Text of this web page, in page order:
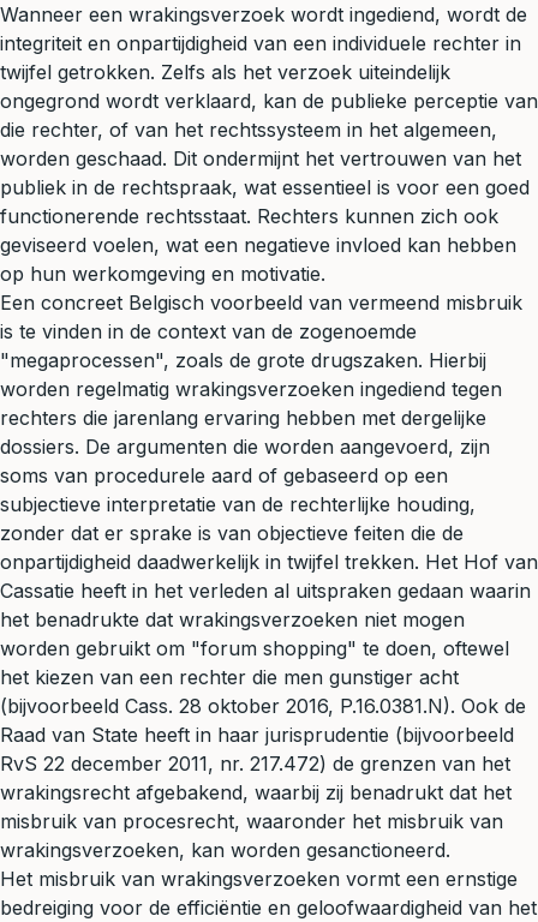
Wanneer een wrakingsverzoek wordt ingediend, wordt de
integriteit en onpartijdigheid van een individuele rechter in
twijfel getrokken. Zelfs als het verzoek uiteindelijk
ongegrond wordt verklaard, kan de publieke perceptie van
die rechter, of van het rechtssysteem in het algemeen,
worden geschaad. Dit ondermijnt het vertrouwen van het
publiek in de rechtspraak, wat essentieel is voor een goed
functionerende rechtsstaat. Rechters kunnen zich ook
geviseerd voelen, wat een negatieve invloed kan hebben
op hun werkomgeving en motivatie.
Een concreet Belgisch voorbeeld van vermeend misbruik
is te vinden in de context van de zogenoemde
"megaprocessen", zoals de grote drugszaken. Hierbij
worden regelmatig wrakingsverzoeken ingediend tegen
rechters die jarenlang ervaring hebben met dergelijke
dossiers. De argumenten die worden aangevoerd, zijn
soms van procedurele aard of gebaseerd op een
subjectieve interpretatie van de rechterlijke houding,
zonder dat er sprake is van objectieve feiten die de
onpartijdigheid daadwerkelijk in twijfel trekken. Het Hof van
Cassatie heeft in het verleden al uitspraken gedaan waarin
het benadrukte dat wrakingsverzoeken niet mogen
worden gebruikt om "forum shopping" te doen, oftewel
het kiezen van een rechter die men gunstiger acht
(bijvoorbeeld Cass. 28 oktober 2016, P.16.0381.N). Ook de
Raad van State heeft in haar jurisprudentie (bijvoorbeeld
RvS 22 december 2011, nr. 217.472) de grenzen van het
wrakingsrecht afgebakend, waarbij zij benadrukt dat het
misbruik van procesrecht, waaronder het misbruik van
wrakingsverzoeken, kan worden gesanctioneerd.
Het misbruik van wrakingsverzoeken vormt een ernstige
bedreiging voor de efficiëntie en geloofwaardigheid van het